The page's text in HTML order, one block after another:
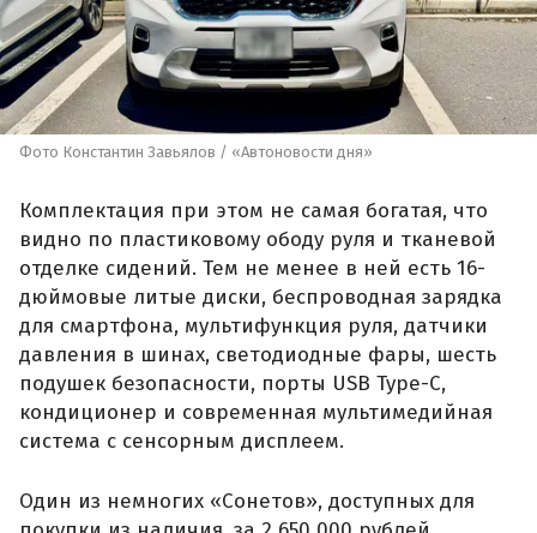
Фото Константин Завьялов / «Автоновости дня»
Комплектация при этом не самая богатая, что
видно по пластиковому ободу руля и тканевой
отделке сидений. Тем не менее в ней есть 16-
дюймовые литые диски, беспроводная зарядка
для смартфона, мультифункция руля, датчики
давления в шинах, светодиодные фары, шесть
подушек безопасности, порты USB Type-C,
кондиционер и современная мультимедийная
система с сенсорным дисплеем.
Один из немногих «Сонетов», доступных для